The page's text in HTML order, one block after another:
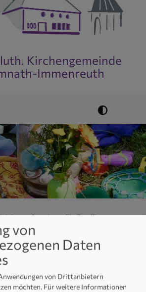
Kirchengemeinde
Immenreuth
Angebote für Familien
Immenreuth
in
von
Daten
von Drittanbietern
möchten. Für weitere Informationen